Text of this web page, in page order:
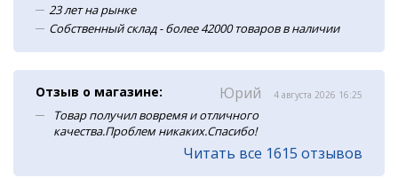
23 лет на рынке
Собственный склад - более 42000 товаров в наличии
Отзыв о магазине: Юрий 4 августа 2026 16:25
Товар получил вовремя и отличного
качества.Проблем никаких.Спасибо!
Читать все 1615 отзывов